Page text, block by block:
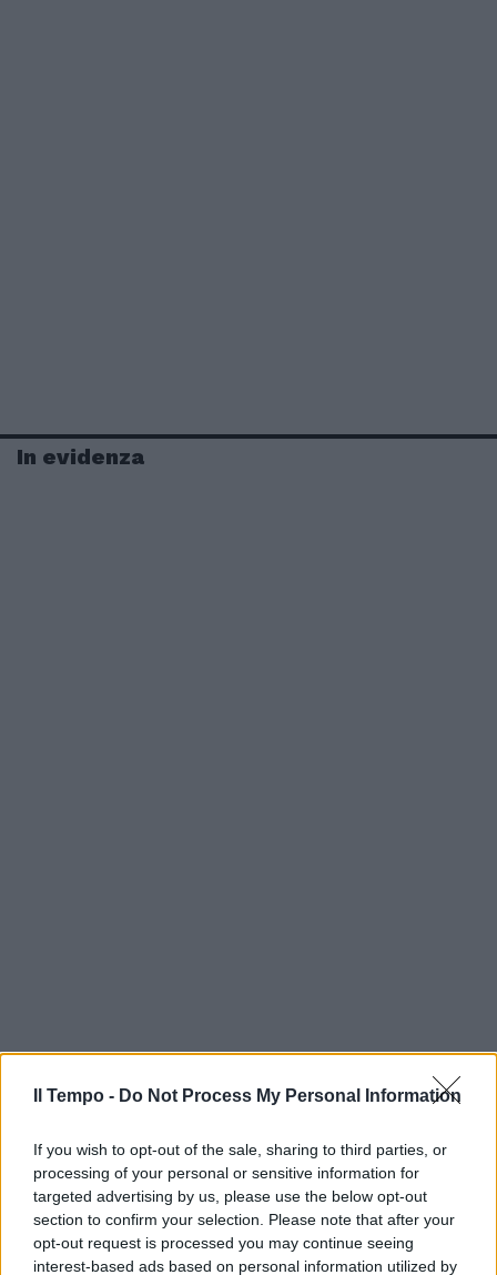
Il Tempo - Do Not Process My Personal Information
If you wish to opt-out of the sale, sharing to third parties, or
processing of your personal or sensitive information for
targeted advertising by us, please use the below opt-out
section to confirm your selection. Please note that after your
opt-out request is processed you may continue seeing
interest-based ads based on personal information utilized by
In evidenza